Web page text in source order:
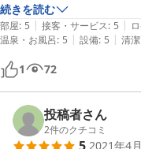
たり送迎をして下さったり
続きを読む
部屋: 5 | 接客・サービス: 5 |
温泉・お風呂: 5 | 設備: 5 | 清
1 72
投稿者さん
2件のクチコミ
2021年4